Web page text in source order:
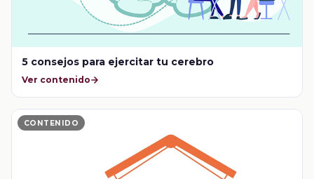
5 consejos para ejercitar tu cerebro
Ver contenido
CONTENIDO